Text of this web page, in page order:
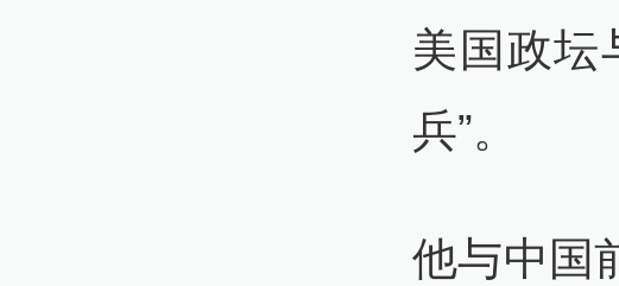
美国政坛
兵”。
他与中国